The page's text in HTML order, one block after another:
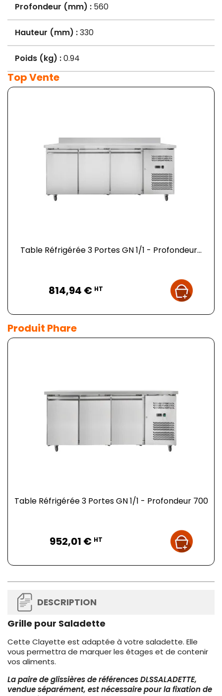
Profondeur (mm) : 560
Hauteur (mm) :330
Poids (kg) :0.94
Top Vente
Table Réfrigérée 3 Portes GN 1/1 - Profondeur...
814,94 € HT
Produit Phare
Table Réfrigérée 3 Portes GN 1/1 - Profondeur 700
952,01 € HT
DESCRIPTION
Grille pour Saladette
Cette Clayette est adaptée à votre saladette. Elle
vous permettra de marquer les étages et de contenir
vos aliments.
La paire de glissières de références DLSSALADETTE,
vendue séparément, est nécessaire pour la fixation de